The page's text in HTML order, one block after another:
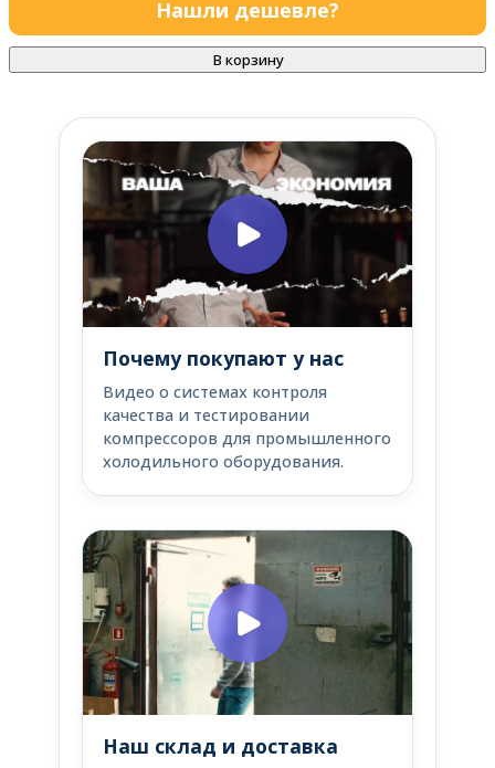
Нашли дешевле?
В корзину
Почему покупают у нас
Видео о системах контроля
качества и тестировании
компрессоров для промышленного
холодильного оборудования.
Наш склад и доставка